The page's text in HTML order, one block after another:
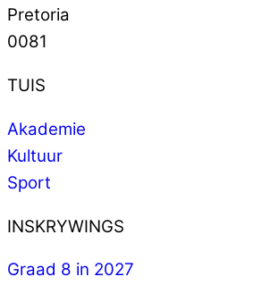
Pretoria
0081
TUIS
Akademie
Kultuur
Sport
INSKRYWINGS
Graad 8 in 2027